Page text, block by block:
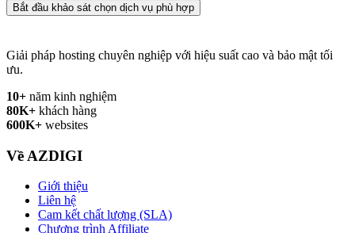
Bắt đầu khảo sát chọn dịch vụ phù hợp
Giải pháp hosting chuyên nghiệp với hiệu suất cao và bảo mật tối
ưu.
10+ năm kinh nghiệm
80K+ khách hàng
600K+ websites
Về AZDIGI
Giới thiệu
Liên hệ
Cam kết chất lượng (SLA)
Chương trình Affiliate